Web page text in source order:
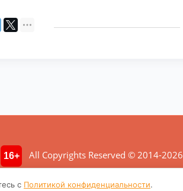
16+ All Copyrights Reserved © 2014-2026
с Политикой конфиденциальности.